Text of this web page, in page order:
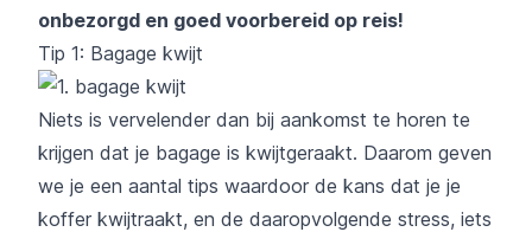
onbezorgd en goed voorbereid op reis!
Tip 1: Bagage kwijt
Niets is vervelender dan bij aankomst te horen te
krijgen dat je bagage is kwijtgeraakt. Daarom geven
we je een aantal tips waardoor de kans dat je je
koffer kwijtraakt, en de daaropvolgende stress, iets